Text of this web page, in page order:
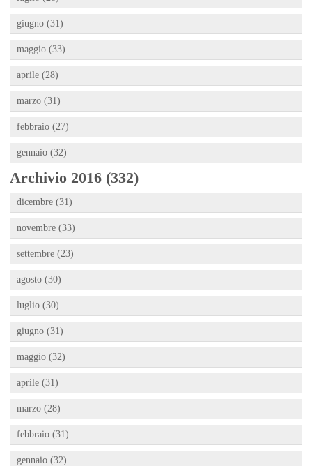
giugno (31)
maggio (33)
aprile (28)
marzo (31)
febbraio (27)
gennaio (32)
Archivio 2016 (332)
dicembre (31)
novembre (33)
settembre (23)
agosto (30)
luglio (30)
giugno (31)
maggio (32)
aprile (31)
marzo (28)
febbraio (31)
gennaio (32)